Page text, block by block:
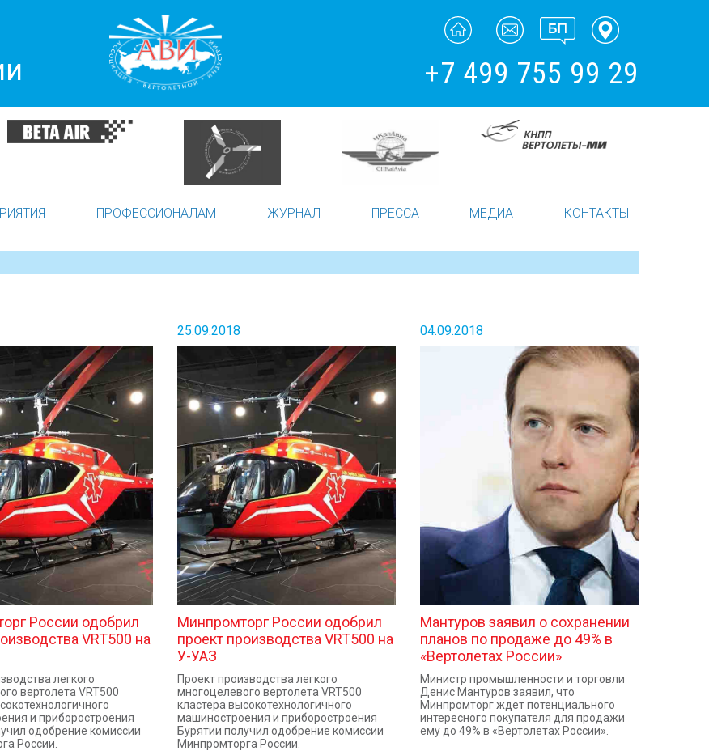
+7 499 755 99 29
ПРОФЕССИОНАЛАМ ЖУРНАЛ ПРЕССА МЕДИА КОНТАКТЫ
России одобрил
VRT500 на
легкого
вертолета VRT500
и приборостроения
одобрение комиссии
России.
25.09.2018
Минпромторг России одобрил
проект производства VRT500 на
У-УАЗ
Проект производства легкого
многоцелевого вертолета VRT500
кластера высокотехнологичного
машиностроения и приборостроения
Бурятии получил одобрение комиссии
Минпромторга России.
04.09.2018
Мантуров заявил о сохранении
планов по продаже до 49% в
«Вертолетах России»
Министр промышленности и торговли
Денис Мантуров заявил, что
Минпромторг ждет потенциального
интересного покупателя для продажи
ему до 49% в «Вертолетах России».